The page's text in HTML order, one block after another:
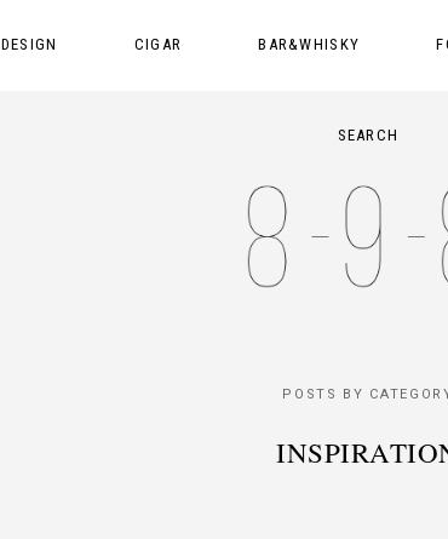
DESIGN CIGAR BAR&WHISKY
SEARCH
POSTS BY